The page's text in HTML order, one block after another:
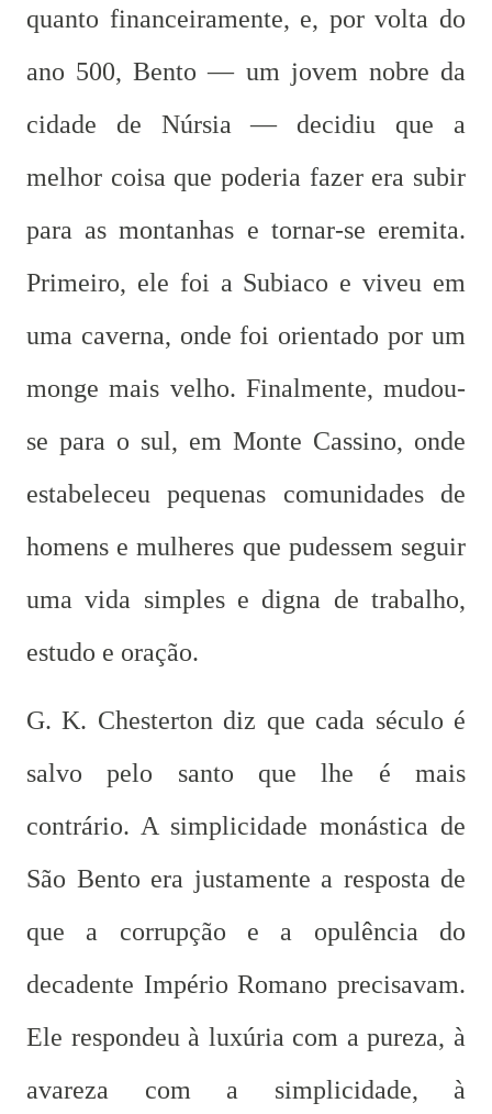
quanto financeiramente, e, por volta do
ano 500, Bento — um jovem nobre da
cidade de Núrsia — decidiu que a
melhor coisa que poderia fazer era subir
para as montanhas e tornar-se eremita.
Primeiro, ele foi a Subiaco e viveu em
uma caverna, onde foi orientado por um
monge mais velho. Finalmente, mudou-
se para o sul, em Monte Cassino, onde
estabeleceu pequenas comunidades de
homens e mulheres que pudessem seguir
uma vida simples e digna de trabalho,
estudo e oração.
G. K. Chesterton diz que cada século é
salvo pelo santo que lhe é mais
contrário. A simplicidade monástica de
São Bento era justamente a resposta de
que a corrupção e a opulência do
decadente Império Romano precisavam.
Ele respondeu à luxúria com a pureza, à
avareza com a simplicidade, à